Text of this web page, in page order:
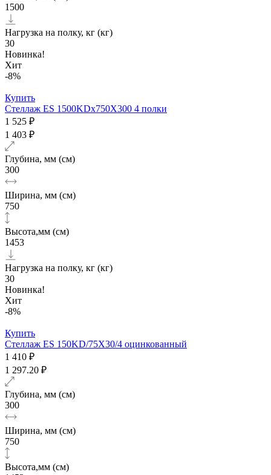
1500
Нагрузка на полку, кг (кг)
30
Новинка!
Хит
-8%
Купить
Стеллаж ES 1500KDх750Х300 4 полки
1 525 ₽
1 403 ₽
Глубина, мм (см)
300
Ширина, мм (см)
750
Высота,мм (см)
1453
Нагрузка на полку, кг (кг)
30
Новинка!
Хит
-8%
Купить
Стеллаж ES 150KD/75Х30/4 оцинкованный
1 410 ₽
1 297.20 ₽
Глубина, мм (см)
300
Ширина, мм (см)
750
Высота,мм (см)